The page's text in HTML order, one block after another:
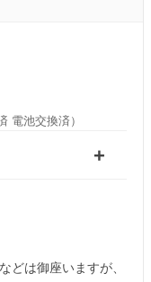
電池交換済）
どは御座いますが、